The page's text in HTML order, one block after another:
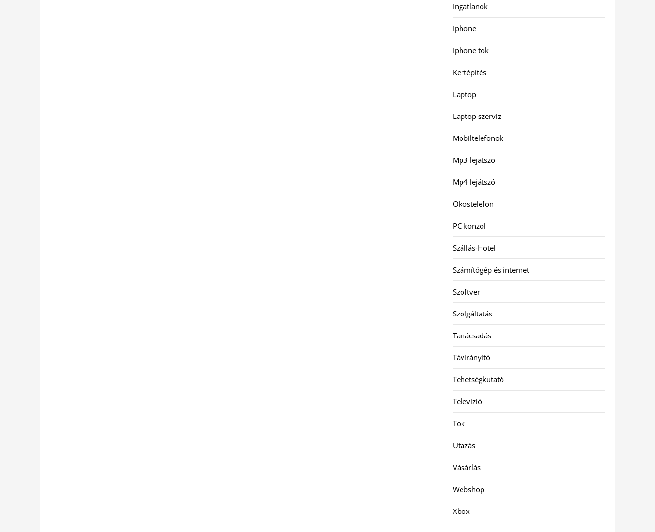
Ingatlanok
Iphone
Iphone tok
Kertépítés
Laptop
Laptop szerviz
Mobiltelefonok
Mp3 lejátszó
Mp4 lejátszó
Okostelefon
PC konzol
Szállás-Hotel
Számítógép és internet
Szoftver
Szolgáltatás
Tanácsadás
Távirányító
Tehetségkutató
Televízió
Tok
Utazás
Vásárlás
Webshop
Xbox